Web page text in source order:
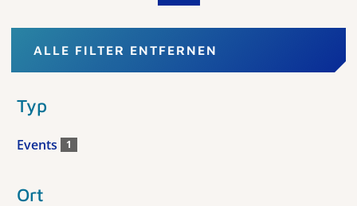
ALLE FILTER ENTFERNEN
Typ
Events 1
Ort